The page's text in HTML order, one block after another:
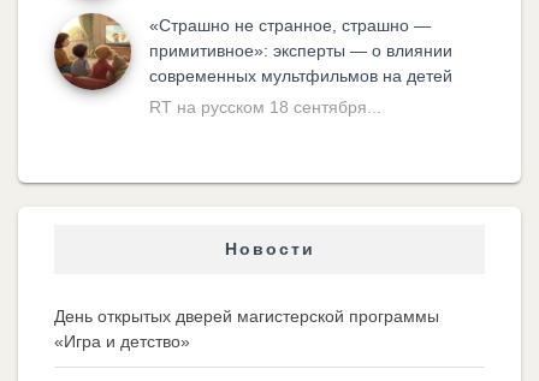
«Cтрашно не странное, страшно —
примитивное»: эксперты — о влиянии
современных мультфильмов на детей
RT на русском 18 сентября...
Новости
День открытых дверей магистерской программы
«Игра и детство»